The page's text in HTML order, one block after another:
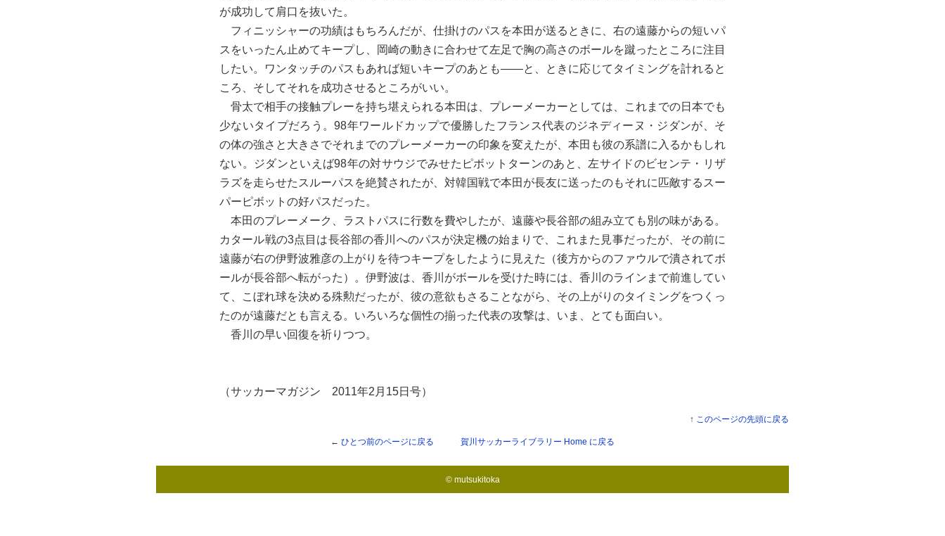
が成功して肩口を抜いた。
フィニッシャーの功績はもちろんだが、仕掛けのパスを本田が送るときに、右の遠藤からの短いパ
スをいったん止めてキープし、岡崎の動きに合わせて左足で胸の高さのボールを蹴ったところに注目
したい。ワンタッチのパスもあれば短いキープのあとも――と、ときに応じてタイミングを計れると
ころ、そしてそれを成功させるところがいい。
骨太で相手の接触プレーを持ち堪えられる本田は、プレーメーカーとしては、これまでの日本でも
少ないタイプだろう。98年ワールドカップで優勝したフランス代表のジネディーヌ・ジダンが、そ
の体の強さと大きさでそれまでのプレーメーカーの印象を変えたが、本田も彼の系譜に入るかもしれ
ない。ジダンといえば98年の対サウジでみせたピボットターンのあと、左サイドのビセンテ・リザ
ラズを走らせたスルーパスを絶賛されたが、対韓国戦で本田が長友に送ったのもそれに匹敵するスー
パーピボットの好パスだった。
本田のプレーメーク、ラストパスに行数を費やしたが、遠藤や長谷部の組み立ても別の味がある。
カタール戦の3点目は長谷部の香川へのパスが決定機の始まりで、これまた見事だったが、その前に
遠藤が右の伊野波雅彦の上がりを待つキープをしたように見えた（後方からのファウルで潰されてボ
ールが長谷部へ転がった）。伊野波は、香川がボールを受けた時には、香川のラインまで前進してい
て、こぼれ球を決める殊勲だったが、彼の意欲もさることながら、その上がりのタイミングをつくっ
たのが遠藤だとも言える。いろいろな個性の揃った代表の攻撃は、いま、とても面白い。
香川の早い回復を祈りつつ。
（サッカーマガジン 2011年2月15日号）
↑ このページの先頭に戻る
← ひとつ前のページに戻る 賀川サッカーライブラリー Home に戻る
© mutsukitoka